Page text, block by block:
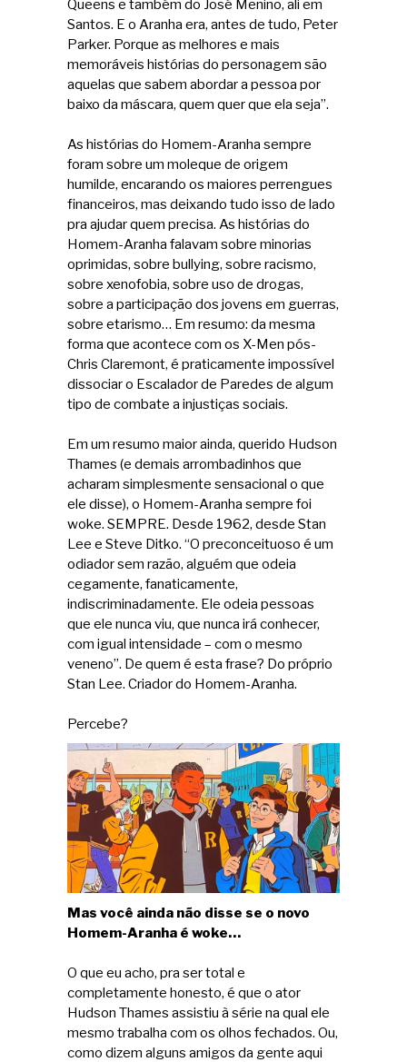
Queens e também do José Menino, ali em
Santos. E o Aranha era, antes de tudo, Peter
Parker. Porque as melhores e mais
memoráveis histórias do personagem são
aquelas que sabem abordar a pessoa por
baixo da máscara, quem quer que ela seja”.
As histórias do Homem-Aranha sempre
foram sobre um moleque de origem
humilde, encarando os maiores perrengues
financeiros, mas deixando tudo isso de lado
pra ajudar quem precisa. As histórias do
Homem-Aranha falavam sobre minorias
oprimidas, sobre bullying, sobre racismo,
sobre xenofobia, sobre uso de drogas,
sobre a participação dos jovens em guerras,
sobre etarismo… Em resumo: da mesma
forma que acontece com os X-Men pós-
Chris Claremont, é praticamente impossível
dissociar o Escalador de Paredes de algum
tipo de combate a injustiças sociais.
Em um resumo maior ainda, querido Hudson
Thames (e demais arrombadinhos que
acharam simplesmente sensacional o que
ele disse), o Homem-Aranha sempre foi
woke. SEMPRE. Desde 1962, desde Stan
Lee e Steve Ditko. “O preconceituoso é um
odiador sem razão, alguém que odeia
cegamente, fanaticamente,
indiscriminadamente. Ele odeia pessoas
que ele nunca viu, que nunca irá conhecer,
com igual intensidade – com o mesmo
veneno”. De quem é esta frase? Do próprio
Stan Lee. Criador do Homem-Aranha.
Percebe?
Mas você ainda não disse se o novo
Homem-Aranha é woke…
O que eu acho, pra ser total e
completamente honesto, é que o ator
Hudson Thames assistiu à série na qual ele
mesmo trabalha com os olhos fechados. Ou,
como dizem alguns amigos da gente aqui